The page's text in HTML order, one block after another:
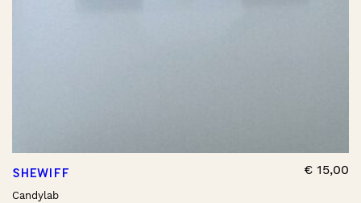
SHEWIFF
Candylab
€ 15,00